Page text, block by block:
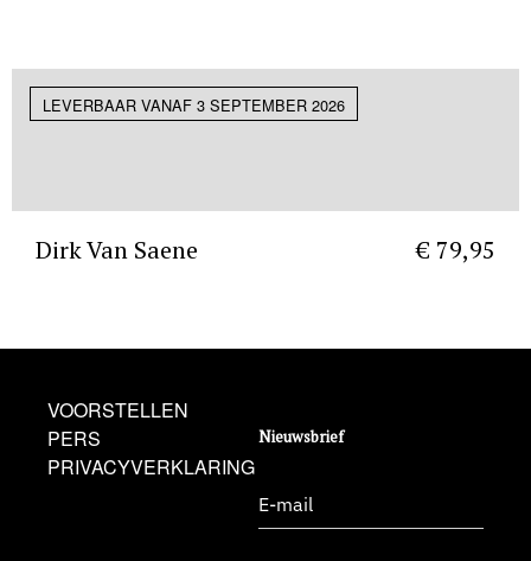
LEVERBAAR VANAF 3 SEPTEMBER 2026
Dirk Van Saene € 79,95
VOORSTELLEN
PERS
PRIVACYVERKLARING
Nieuwsbrief